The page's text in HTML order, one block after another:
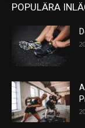
POPULÄRA